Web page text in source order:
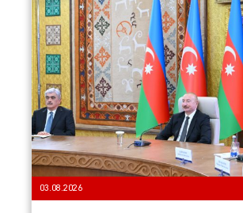
03.08.2026